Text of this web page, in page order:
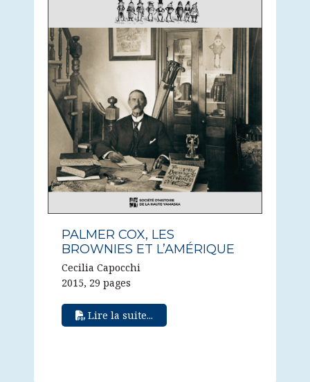
PALMER COX, LES
BROWNIES ET L’AMÉRIQUE
Cecilia Capocchi
2015, 29 pages
Lire la suite...